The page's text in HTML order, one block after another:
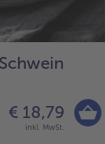
€ 18,79
inkl. MwSt.